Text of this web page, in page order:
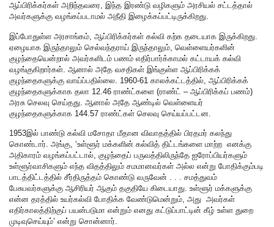
ஆப்பிரிக்கர்கள் அறிந்தவரை, இந்த இரண்டு வழிகளும் அரசியல் சட்டத்தால்
அவர்களுக்கு வழங்கப்படாமல் அநீதி இழைக்கப்பட்டிருக்கிறது.
இப்போதுள்ள அரசாங்கம், ஆப்பிரிக்கர்கள் கல்வி கற்க தடையாக இருக்கிறது.
ஏழையாக இருந்தாலும் செல்வந்தராய் இருந்தாலும், வெள்ளையர்களின்
குழந்தையென்றால் அவர்களிடம் பணம் எதிர்பார்க்காமல் கட்டாயக் கல்வி
வழங்குகிறார்கள். ஆனால் அதே வசதிகள் இங்குள்ள ஆப்பிரிக்கக்
குழந்தைகளுக்கு வாய்ப்பதில்லை. 1960-61 காலக்கட்டத்தில், ஆப்பிரிக்கக்
குழந்தைகளுக்காக தலா 12.46 ராண்ட்களை (ராண்ட் – ஆப்பிரிக்கப் பணம்)
அரசு செலவு செய்தது. ஆனால் அதே ஆண்டில் வெள்ளையர்
குழந்தைகளுக்காக 144.57 ராண்ட்கள் செலவு செய்யப்பட்டன.
1953இல் பாண்டு கல்வி மசோதா மீதான விவாதத்தில் பிரதமர் கலந்து
கொண்டார். அங்கு, ‘உள்ளூர் மக்களின் கல்வித் திட்டங்களை மாற்ற எனக்கு
அதிகாரம் வழங்கப்பட்டால், குழந்தைப் பருவத்திலிருந்தே ஐரோப்பியர்களும்
உள்ளூர்வாசிகளும் எந்த விதத்திலும் சமமானவர்கள் அல்ல என்று போதிக்கும்படி
பாடத்திட்டத்தில் சீர்திருத்தம் கொண்டு வருவேன் . . . சமத்துவம்
பேசுபவர்களுக்கு ஆசிரியர் ஆகும் தகுதியே கிடையாது. உள்ளூர் மக்களுக்கு
என்ன தரத்தில் உயர்கல்வி போதிக்க வேண்டுமென்றும், அது அவர்கள்
எதிர்காலத்திற்குப் பயன்படுமா என்றும் எனது கட்டுப்பாட்டின் கீழ் உள்ள துறை
முடிவுசெய்யும்’ என்று சொன்னார்.